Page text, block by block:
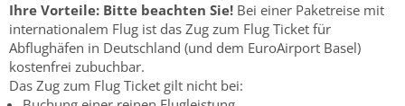
Ihre Vorteile: Bitte beachten Sie! Bei einer Paketreise mit
internationalem Flug ist das Zug zum Flug Ticket für
Abflughäfen in Deutschland (und dem EuroAirport Basel)
kostenfrei zubuchbar.
Das Zug zum Flug Ticket gilt nicht bei: